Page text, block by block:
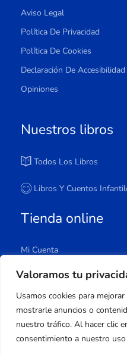
Valoramos tu
Usamos cookies para
mostrarle anuncios o
nuestro tráfico. Al hacer clic
consentimiento a nuestro
Aviso Legal
Política De Privacidad
Política De Cookies
Declaración De Accesibilidad
Opiniones
Nuestros libros
Todos Los Libros
Libros Y Cuentos
Tienda online
Mi Cuenta
Carrito
Lista De Deseos